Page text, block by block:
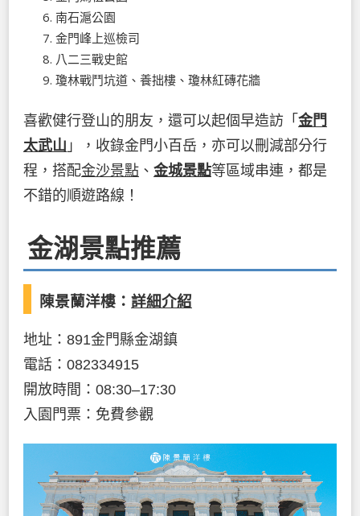
南石滬公園
金門峰上巡檢司
八二三戰史館
瓊林戰鬥坑道、養拙樓、瓊林紅磚花牆
喜歡健行登山的朋友，還可以起個早造訪「 金門
太武山 」，收錄金門小百岳，亦可以刪減部分行
程，搭配金沙景點 、 金城景點等區域串連，都是
不錯的順遊路線！
金湖景點推薦
陳景蘭洋樓： 詳細介紹
地址：891金門縣金湖鎮
電話：082334915
開放時間：08:30–17:30
入園門票：免費參觀